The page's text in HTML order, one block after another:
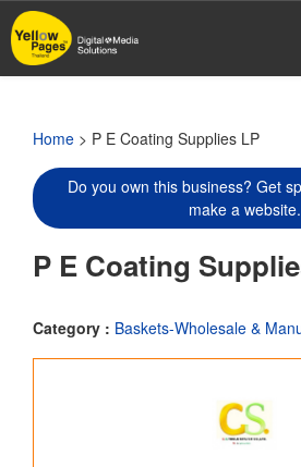
Skip
to
main
Home > P E Coating Supplies LP
Do you own this business? Get
make a website.
P E Coating
Category : Baskets-Wholesale &